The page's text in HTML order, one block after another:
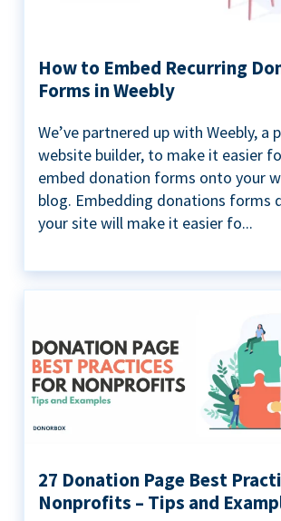
How to Embed Recurring
Forms in Weebly
We’ve partnered up with Weebly, a
website builder, to make it easier
embed donation forms onto your
blog. Embedding donations forms
your site will make it easier fo...
27 Donation Page Best
Nonprofits – Tips and